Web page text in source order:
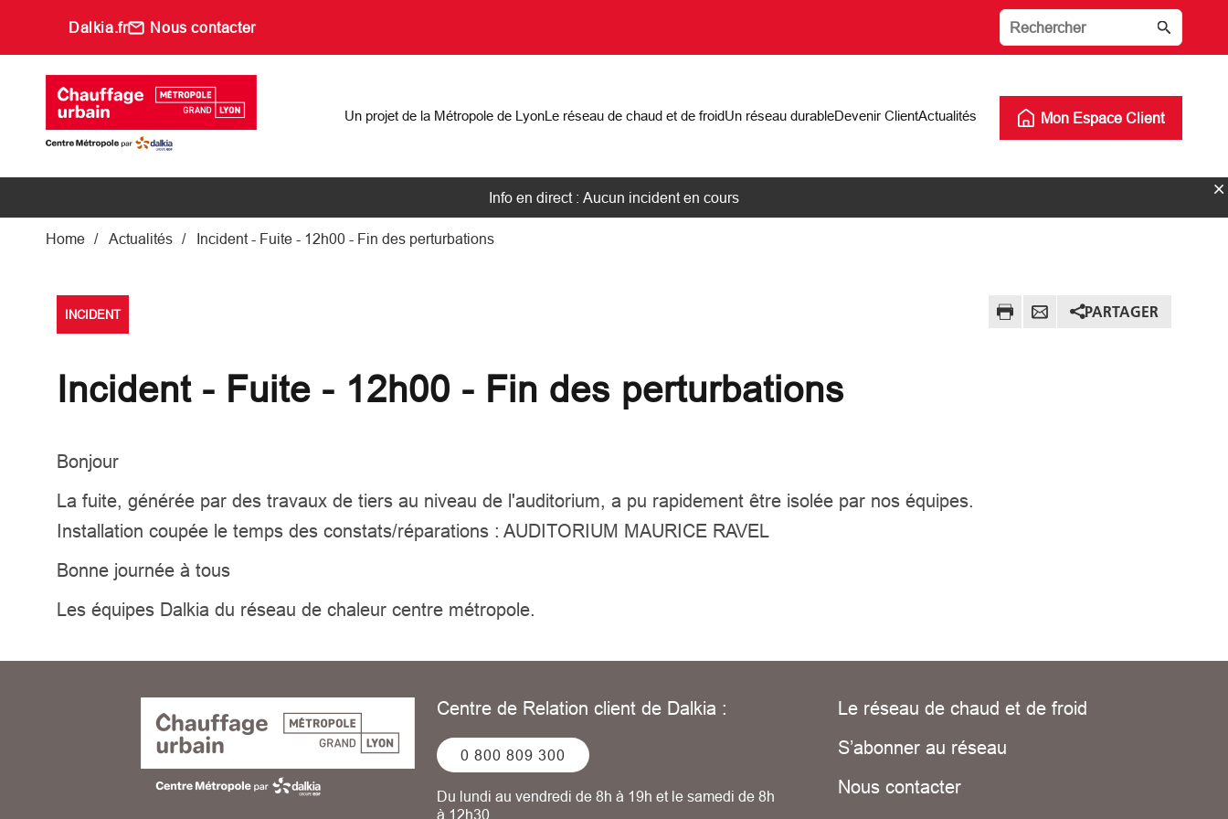
Dalkia.fr Nous contacter
Un projet de la Métropole de LyonLe réseau de chaud et de froidUn réseau durableDevenir ClientActualités Mon Espace Client
Info en direct : Aucun incident en cours
Fil d'Ariane
Home Actualités Incident - Fuite - 12h00 - Fin des perturbations
INCIDENT PARTAGER
Incident - Fuite - 12h00 - Fin des perturbations
Bonjour
La fuite, générée par des travaux de tiers au niveau de l'auditorium, a pu rapidement être isolée par nos équipes.
Installation coupée le temps des constats/réparations : AUDITORIUM MAURICE RAVEL
Bonne journée à tous
Les équipes Dalkia du réseau de chaleur centre métropole.
Centre de Relation client de Dalkia :
0 800 809 300
Du lundi au vendredi de 8h à 19h et le samedi de 8h
à 12h30
Le réseau de chaud et de froid
S’abonner au réseau
Nous contacter